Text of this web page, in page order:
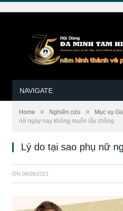
NAVIGATE
Home » Nghiên cứu » Mục vụ
nữ ngày nay không muốn lấy chồng
Lý do tại sao phụ nữ
ON 06/09/2023